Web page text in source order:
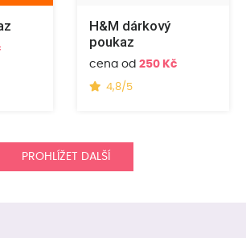
H&M dárkový
poukaz
cena od 250 Kč
4,8/5
PROHLÍŽET DALŠÍ